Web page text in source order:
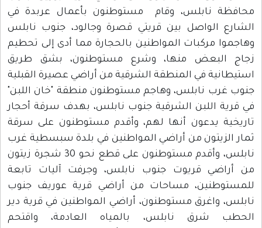
محافظة نابلس، وقام مستوطنون بأعمال عربدة في
الشارع الواصل بين قريتي قصرة وجالود، جنوب نابلس
وهاجموا مركبات المواطنين بالحجارة مما أدى إلى تحطيم
زجاج البعض منها، وشرع مستوطنون، بشق طريق
استيطانية في المنطقة الشرقية من أراضي عصيرة القبلية
جنوب غرب نابلس، وهاجم مستوطنون منطقة "خان اللبن"
في قرية اللبن الشرقية جنوب نابلس، بهدف سرقة أحجار
تاريخية يدعون أنها لهم، وأقدم مستوطنون على سرقة
ثمار الزيتون من أراضي المواطنين في بلدة سبسطية غرب
نابلس، وأقدم مستوطنون على قطع نحو 30 شجرة زيتون
من أراضي قريوت جنوب نابلس، وجرفت آليات تابعة
للمستوطنين، مساحات من أراضي قرية عوريف جنوب
نابلس، واغرق مستوطنون، أراضي المواطنين في قرية دير
الحطب شرق نابلس، بالمياه العادمة، واقتحم